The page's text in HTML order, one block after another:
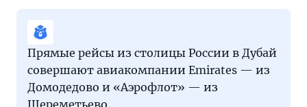
Прямые рейсы из столицы России в Дубай
совершают авиакомпании Emirates — из
Домодедово и «Аэрофлот» — из
Шереметьево.